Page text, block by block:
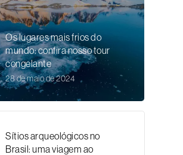
Os lugares mais frios do
mundo: confira nosso tour
congelante
28 de maio de 2024
Sítios arqueológicos no
Brasil: uma viagem ao